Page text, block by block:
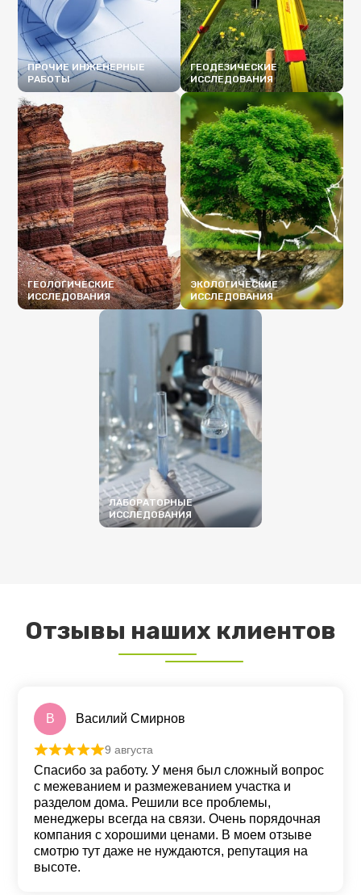
ПРОЧИЕ ИНЖЕНЕРНЫЕ
РАБОТЫ
ПОДРОБНЕЕ
ГЕОДЕЗИЧЕСКИЕ
ИССЛЕДОВАНИЯ
ПОДРОБНЕЕ
ГЕОЛОГИЧЕСКИЕ
ИССЛЕДОВАНИЯ
ЭКОЛОГИЧЕСКИЕ
ИССЛЕДОВАНИЯ
ЛАБОРАТОРНЫЕ
ИССЛЕДОВАНИЯ
Отзывы наших клиентов
В Василий Смирнов
Оценка из 5
9 августа
Спасибо за работу. У меня был сложный вопрос
с межеванием и размежеванием участка и
разделом дома. Решили все проблемы,
менеджеры всегда на связи. Очень порядочная
компания с хорошими ценами. В моем отзыве
смотрю тут даже не нуждаются, репутация на
высоте.